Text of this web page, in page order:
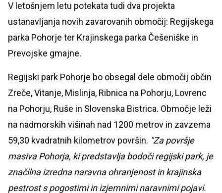
V letošnjem letu potekata tudi dva projekta
ustanavljanja novih zavarovanih območij: Regijskega
parka Pohorje ter Krajinskega parka Češeniške in
Prevojske gmajne.
Regijski park Pohorje bo obsegal dele območij občin
Zreče, Vitanje, Mislinja, Ribnica na Pohorju, Lovrenc
na Pohorju, Ruše in Slovenska Bistrica. Območje leži
na nadmorskih višinah nad 1200 metrov in zavzema
59,30 kvadratnih kilometrov površin. "Za površje
masiva Pohorja, ki predstavlja bodoči regijski park, je
značilna izredna naravna ohranjenost in krajinska
pestrost s pogostimi in izjemnimi naravnimi pojavi.